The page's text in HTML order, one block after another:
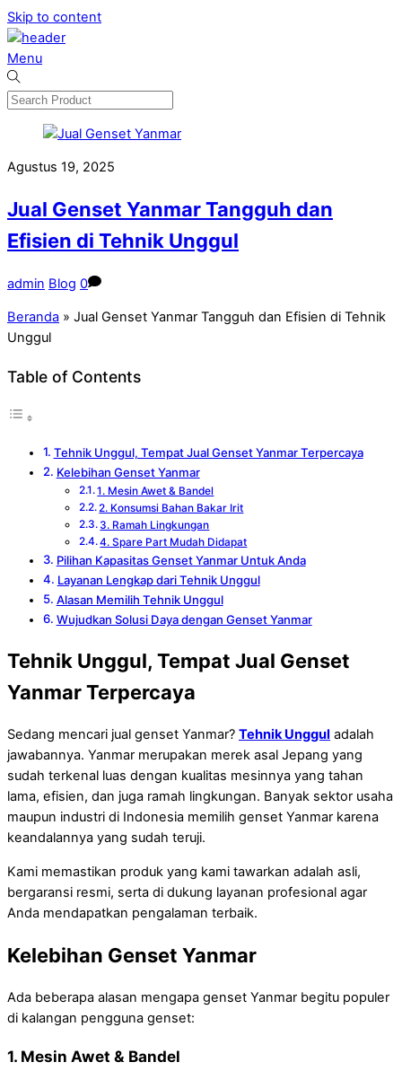
Skip to content
Menu
Agustus 19, 2025
Jual Genset Yanmar Tangguh dan
Efisien di Tehnik Unggul
admin Blog 0
Beranda » Jual Genset Yanmar Tangguh dan Efisien di Tehnik
Unggul
Table of Contents
Tehnik Unggul, Tempat Jual Genset Yanmar Terpercaya
Kelebihan Genset Yanmar
1. Mesin Awet & Bandel
2. Konsumsi Bahan Bakar Irit
3. Ramah Lingkungan
4. Spare Part Mudah Didapat
Pilihan Kapasitas Genset Yanmar Untuk Anda
Layanan Lengkap dari Tehnik Unggul
Alasan Memilih Tehnik Unggul
Wujudkan Solusi Daya dengan Genset Yanmar
Tehnik Unggul, Tempat Jual Genset
Yanmar Terpercaya
Sedang mencari jual genset Yanmar? Tehnik Unggul adalah
jawabannya. Yanmar merupakan merek asal Jepang yang
sudah terkenal luas dengan kualitas mesinnya yang tahan
lama, efisien, dan juga ramah lingkungan. Banyak sektor usaha
maupun industri di Indonesia memilih genset Yanmar karena
keandalannya yang sudah teruji.
Kami memastikan produk yang kami tawarkan adalah asli,
bergaransi resmi, serta di dukung layanan profesional agar
Anda mendapatkan pengalaman terbaik.
Kelebihan Genset Yanmar
Ada beberapa alasan mengapa genset Yanmar begitu populer
di kalangan pengguna genset:
1. Mesin Awet & Bandel